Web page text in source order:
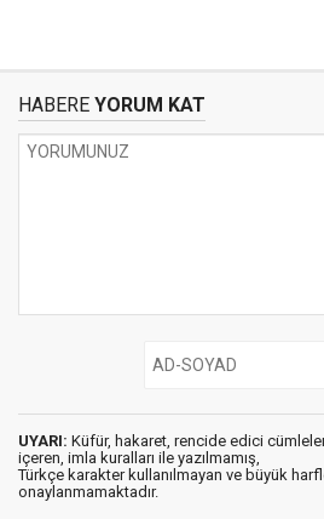
HABERE YORUM KAT
UYARI: Küfür, hakaret, rencide edici
içeren, imla kuralları ile yazılmamış,
Türkçe karakter kullanılmayan ve büyük
onaylanmamaktadır.